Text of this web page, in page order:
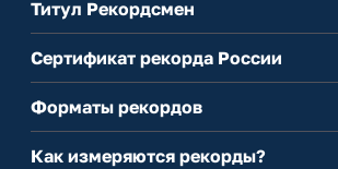
Титул Рекордсмен
Сертификат рекорда России
Форматы рекордов
Как измеряются рекорды?